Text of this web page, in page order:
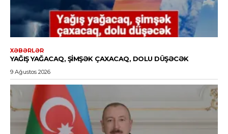
XƏBƏRLƏR
YAĞIŞ YAĞACAQ, ŞIMŞƏK ÇAXACAQ, DOLU DÜŞƏCƏK
9 Ağustos 2026